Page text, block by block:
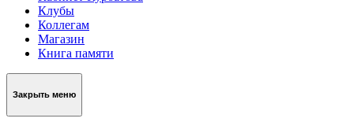
Клубы
Коллегам
Магазин
Книга памяти
Закрыть меню